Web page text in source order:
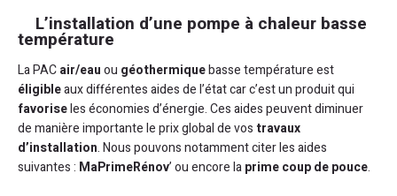
L’installation d’une pompe à chaleur basse
température
La PACair/eauou géothermiquebasse température est
éligibleaux différentes aides de l’état car c’est un produit qui
favoriseles économies d’énergie. Ces aides peuvent diminuer
de manière importante le prix global de vos travaux
d’installation. Nous pouvons notamment citer les aides
suivantes : MaPrimeRénov’ ou encore laprime coup de pouce.